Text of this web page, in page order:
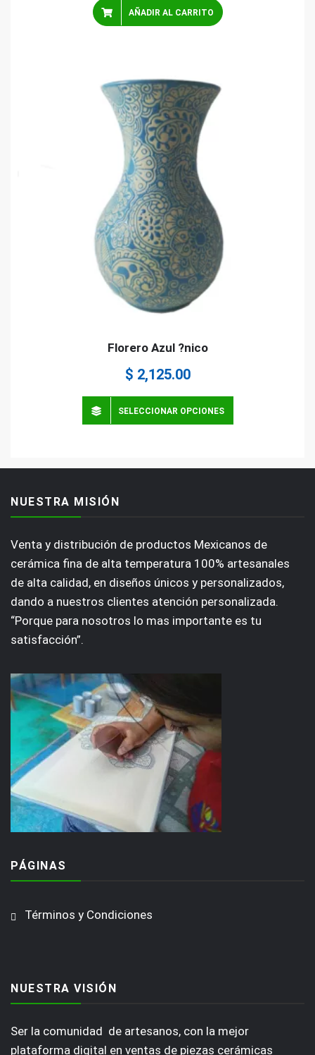
AÑADIR AL CARRITO
Florero Azul ?nico
$ 2,125.00
SELECCIONAR OPCIONES
NUESTRA MISIÓN
Venta y distribución de productos Mexicanos de
cerámica fina de alta temperatura 100% artesanales
de alta calidad, en diseños únicos y personalizados,
dando a nuestros clientes atención personalizada.
“Porque para nosotros lo mas importante es tu
satisfacción”.
PÁGINAS
Términos y Condiciones
NUESTRA VISIÓN
Ser la comunidad de artesanos, con la mejor
plataforma digital en ventas de piezas cerámicas